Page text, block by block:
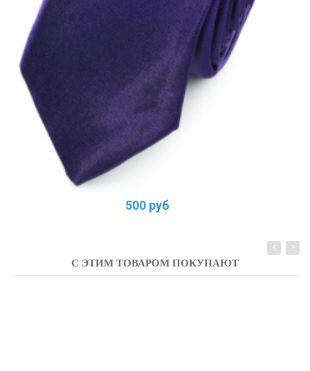
500 руб
С ЭТИМ ТОВАРОМ ПОКУПАЮТ